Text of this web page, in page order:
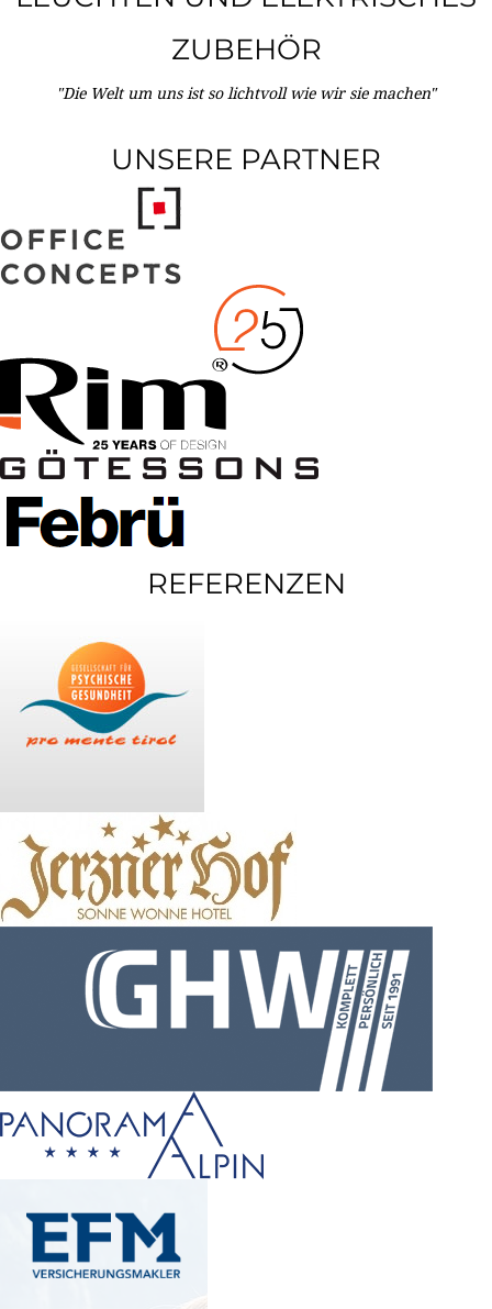
ZUBEHÖR
"Die Welt um uns ist so lichtvoll wie wir sie machen"
UNSERE PARTNER
REFERENZEN